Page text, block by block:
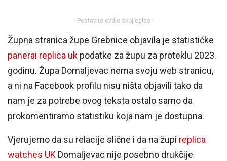
- Postavite ovdje svoj oglas -
Župna stranica župe Grebnice objavila je statističke
panerai replica uk podatke za župu za proteklu 2023.
godinu. Župa Domaljevac nema svoju web stranicu,
a ni na Facebook profilu nisu ništa objavili tako da
nam je za potrebe ovog teksta ostalo samo da
prokomentiramo statistiku koja nam je dostupna.
Vjerujemo da su relacije slične i da na župi replica
watches UK Domaljevac nije posebno drukčije